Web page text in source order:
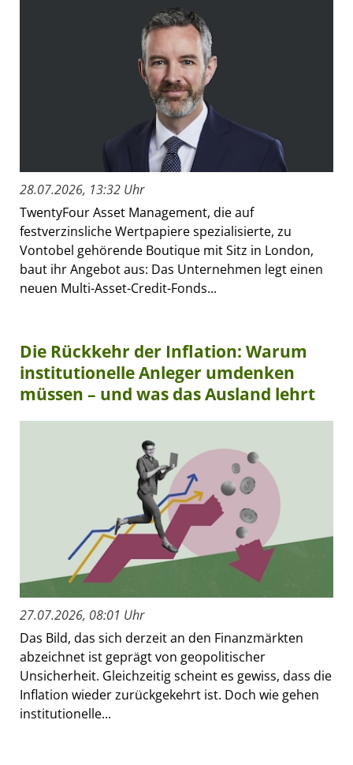
28.07.2026, 13:32 Uhr
TwentyFour Asset Management, die auf
festverzinsliche Wertpapiere spezialisierte, zu
Vontobel gehörende Boutique mit Sitz in London,
baut ihr Angebot aus: Das Unternehmen legt einen
neuen Multi-Asset-Credit-Fonds...
Die Rückkehr der Inflation: Warum
institutionelle Anleger umdenken
müssen – und was das Ausland lehrt
27.07.2026, 08:01 Uhr
Das Bild, das sich derzeit an den Finanzmärkten
abzeichnet ist geprägt von geopolitischer
Unsicherheit. Gleichzeitig scheint es gewiss, dass die
Inflation wieder zurückgekehrt ist. Doch wie gehen
institutionelle...